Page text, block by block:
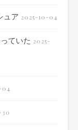
ュア 2025-10-04
ていた 2025-